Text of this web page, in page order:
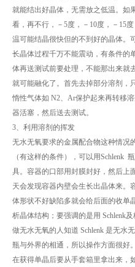
就能结出好晶体，无需放之低温。如
看，再不行，－5度，－10度，－15
温可能结晶很快但的不到好的晶体。
长晶体过程千万不能震动，有条件的
体再送测试前要处理，不能那出来就
就可能融化了。首先去掉部分溶剂，
惰性气体如 N2、Ar保护起来再转移
器活塞，然后送去测试。
3、利用溶剂的挥发
无水无氧要求的金属配合物这种情况
（有这样的条件），可以用Schlenk
具。容器的口部用封膜封好，然后上
天会发现容器内壁会生长出晶体来。
体形状不好缺陷多就会给后面的收单
析晶体结构；要强调的是用 Schlenk
做无水无氧的人知道 Schlenk 是无水
瓶与外界的相通，所以操作方面很好。
在获得单晶后要从手套箱里拿出来，